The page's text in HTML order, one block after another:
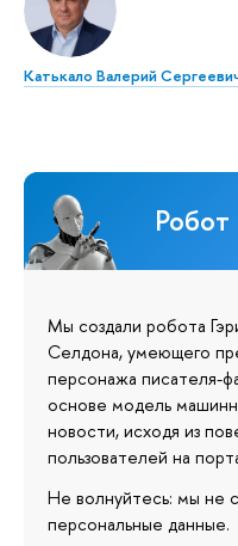
Катькало Валерий
Мы создали робота
Селдона, умеющего
персонажа писателя-
основе модель
новости, исходя из
пользователей на
Не волнуйтесь: мы не
персональные данные.